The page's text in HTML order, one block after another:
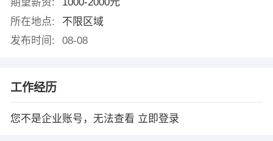
所在地点:
不限区域
发布时间:
08-08
工作经历
您不是企业账号，无法查看 立即登录